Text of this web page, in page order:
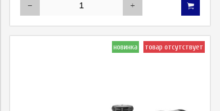
новинка товар отсутствует